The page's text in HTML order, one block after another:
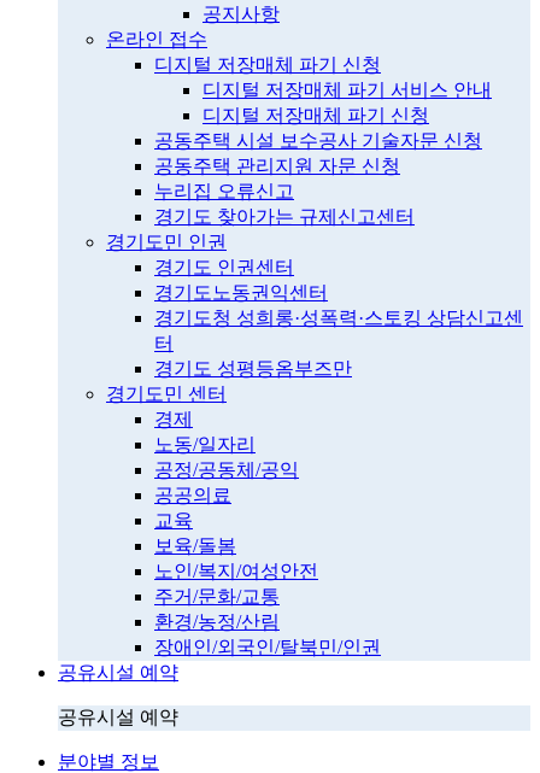
공지사항
온라인 접수
디지털 저장매체 파기 신청
디지털 저장매체 파기 서비스 안내
디지털 저장매체 파기 신청
공동주택 시설 보수공사 기술자문 신청
공동주택 관리지원 자문 신청
누리집 오류신고
경기도 찾아가는 규제신고센터
경기도민 인권
경기도 인권센터
경기도노동권익센터
경기도청 성희롱·성폭력·스토킹 상담신고센
터
경기도 성평등옴부즈만
경기도민 센터
경제
노동/일자리
공정/공동체/공익
공공의료
교육
보육/돌봄
노인/복지/여성안전
주거/문화/교통
환경/농정/산림
장애인/외국인/탈북민/인권
공유시설 예약
공유시설 예약
분야별 정보